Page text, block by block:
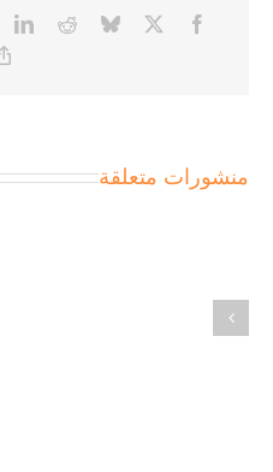
Facebook
X
Bluesky
Reddit
منشورات متعلقة